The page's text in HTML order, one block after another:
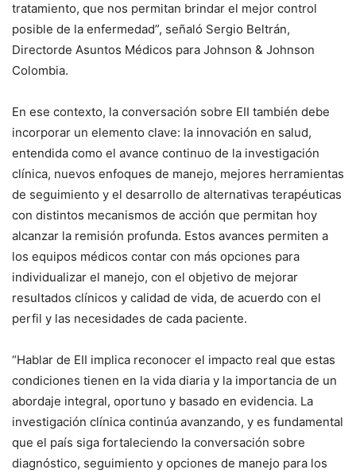
tratamiento, que nos permitan brindar el mejor control
posible de la enfermedad”, señaló Sergio Beltrán,
Directorde Asuntos Médicos para Johnson & Johnson
Colombia.
En ese contexto, la conversación sobre EII también debe
incorporar un elemento clave: la innovación en salud,
entendida como el avance continuo de la investigación
clínica, nuevos enfoques de manejo, mejores herramientas
de seguimiento y el desarrollo de alternativas terapéuticas
con distintos mecanismos de acción que permitan hoy
alcanzar la remisión profunda. Estos avances permiten a
los equipos médicos contar con más opciones para
individualizar el manejo, con el objetivo de mejorar
resultados clínicos y calidad de vida, de acuerdo con el
perfil y las necesidades de cada paciente.
“Hablar de EII implica reconocer el impacto real que estas
condiciones tienen en la vida diaria y la importancia de un
abordaje integral, oportuno y basado en evidencia. La
investigación clínica continúa avanzando, y es fundamental
que el país siga fortaleciendo la conversación sobre
diagnóstico, seguimiento y opciones de manejo para los